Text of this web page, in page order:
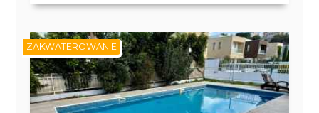
ZAKWATEROWANIE